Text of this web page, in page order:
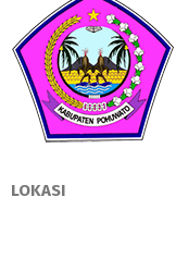
LOKASI